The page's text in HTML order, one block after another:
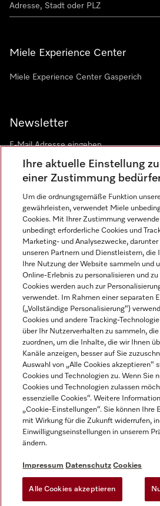
Miele Experience Center
Miele Experience Center Gasperich
Newsletter
Sprache
DEUTSCH
Impressum
AGB
Datenschutz
Nutzungsbedingungen
Gesetzen über digitale Dienste
Cookie-Einstellungen
Miele auf Instagram
Miele auf Youtube
Ihre aktuelle Einstellung
einer Zustimmung
Um die ordnungsgemäße Funktion
gewährleisten, verwendet Miele
Cookies. Mit Ihrer Zustimmung
unbedingt erforderliche Cookies und
Marketing- und Analysezwecke,
unseren Partnern und Dienstleistern, die
Ihre Nutzung der Website sammeln und
Online-Erlebnis zu personalisieren und
Cookies werden auch zur
verwendet. Im Rahmen einer separaten
(„Vollständige Personalisierung“)
Cookies und andere Tracking-
über Ihr Nutzerverhalten zu sammeln, die
zuordnen, um die Inhalte, die wir Ihnen
Kanäle anzeigen, besser auf Sie
Auswahl von „Alle Cookies akzeptieren“
Cookies und Technologien zu. Wenn Sie
Cookies und Technologien zulassen
essenzielle Cookies“. Weitere
„Cookie-Einstellungen“. Sie können Ihre
mit Wirkung für die Zukunft widerrufen,
Einwilligungseinstellungen in unserem
ändern.
Impressum Datenschutz Cookies
Alle Cookies akzeptieren